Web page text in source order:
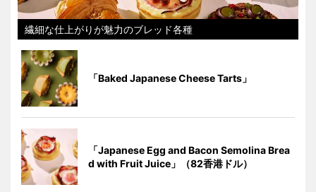
繊細な仕上がりが魅力のブレッド各種
「Baked Japanese Cheese Tarts」
「Japanese Egg and Bacon Semolina Brea
d with Fruit Juice」（82香港ドル）